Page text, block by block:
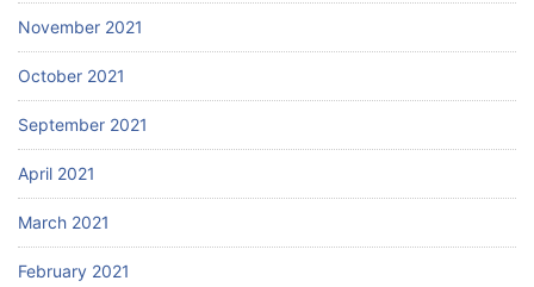
November 2021
October 2021
September 2021
April 2021
March 2021
February 2021